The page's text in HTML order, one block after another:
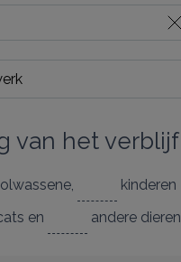
van het verblijf
, kinderen
en andere dieren